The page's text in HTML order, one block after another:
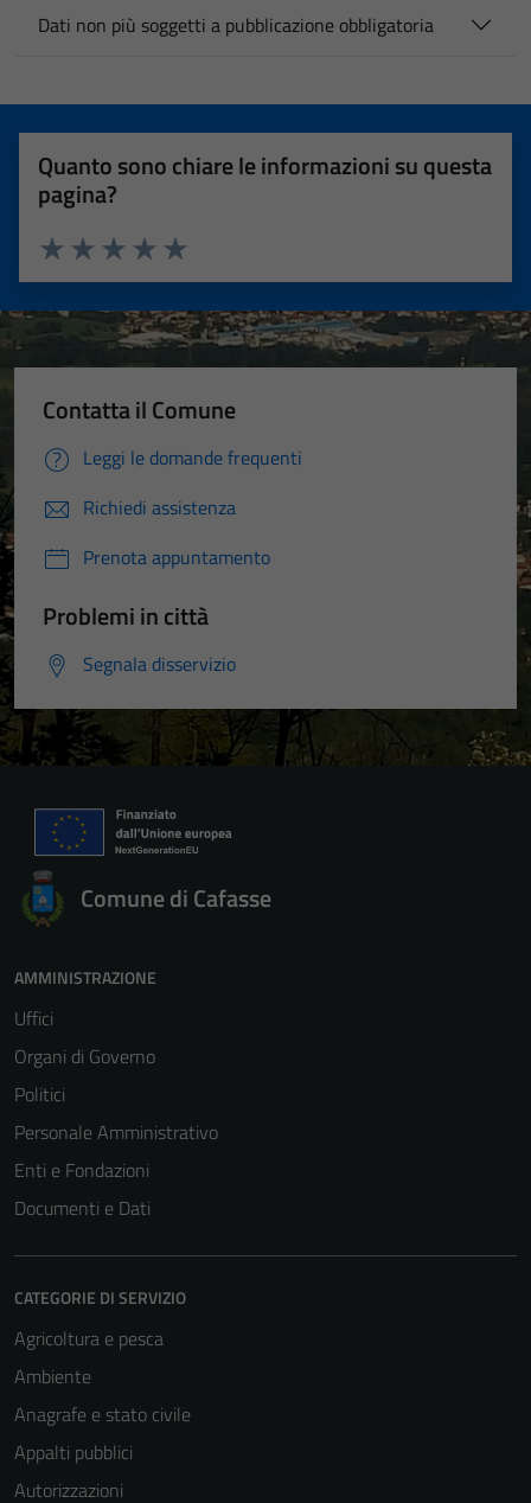
Dati non più soggetti a pubblicazione obbligatoria
Quanto sono chiare le informazioni su questa
pagina?
Valuta 5 stelle su 5
Valuta 4 stelle su 5
Valuta 3 stelle su 5
Valuta 2 stelle su 5
Valuta 1 stelle su 5
Contatta il Comune
Leggi le domande frequenti
Richiedi assistenza
Prenota appuntamento
Problemi in città
Segnala disservizio
Comune di Cafasse
AMMINISTRAZIONE
Uffici
Organi di Governo
Politici
Personale Amministrativo
Enti e Fondazioni
Documenti e Dati
CATEGORIE DI SERVIZIO
Agricoltura e pesca
Ambiente
Anagrafe e stato civile
Appalti pubblici
Autorizzazioni